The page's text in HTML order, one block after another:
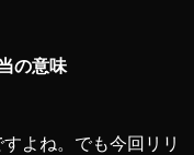
の意味
よね。でも今回リリ